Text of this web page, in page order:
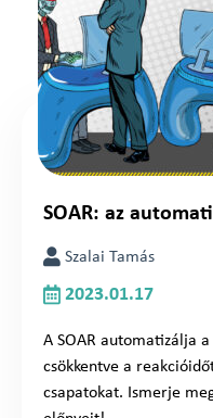
SOAR: az
Szalai Tamás
2023.01.17
A SOAR automatizálja
csökkentve a
csapatokat. Ismerje